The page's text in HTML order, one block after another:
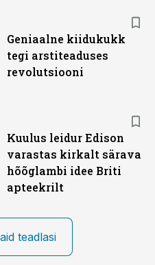
Geniaalne kiidukukk
tegi arstiteaduses
revolutsiooni
Kuulus leidur Edison
varastas kirkalt särava
hõõglambi idee Briti
apteekrilt
teadlasi